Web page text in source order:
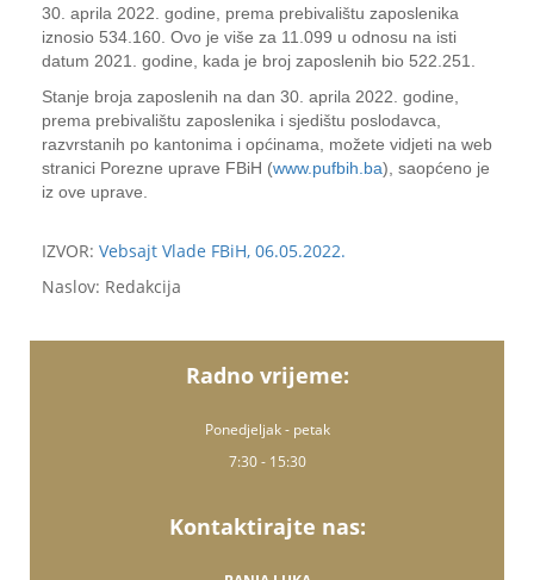
30. aprila 2022. godine, prema prebivalištu zaposlenika
iznosio 534.160. Ovo je više za 11.099 u odnosu na isti
datum 2021. godine, kada je broj zaposlenih bio 522.251.
Stanje broja zaposlenih na dan 30. aprila 2022. godine,
prema prebivalištu zaposlenika i sjedištu poslodavca,
razvrstanih po kantonima i općinama, možete vidjeti na web
stranici Porezne uprave FBiH (www.pufbih.ba), saopćeno je
iz ove uprave.
IZVOR: Vebsajt Vlade FBiH, 06.05.2022.
Naslov: Redakcija
Radno vrijeme:
Ponedjeljak - petak
7:30 - 15:30
Kontaktirajte nas: